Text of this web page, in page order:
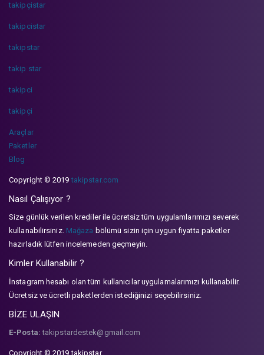
takipçistar
takipcistar
takipstar
takip star
takipci
takipçi
Araçlar
Paketler
Blog
Copyright © 2019takipstar.com
Nasıl Çalışıyor ?
Size günlük verilen krediler ile ücretsiz tüm uygulamlarımızı severek
kullanabilirsiniz. Mağaza bölümü sizin için uygun fiyatta paketler
hazırladık lütfen incelemeden geçmeyin.
Kimler Kullanabilir ?
İnstagram hesabı olan tüm kullanıcılar uygulamalarımızı kullanabilir.
Ücretsiz ve ücretli paketlerden istediğinizi seçebilirsiniz.
BİZE ULAŞIN
E-Posta: takipstardestek@gmail.com
Copyright © 2019 takipstar.